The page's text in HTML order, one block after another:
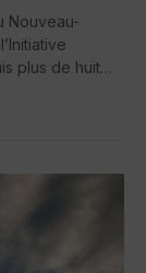
Nouveau-
plus de huit